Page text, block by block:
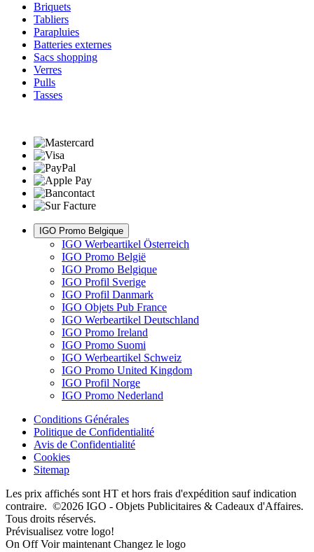
Briquets
Tabliers
Parapluies
Batteries externes
Sacs shopping
Verres
Pulls
Tasses
IGO Promo Belgique
IGO Werbeartikel Österreich
IGO Promo België
IGO Promo Belgique
IGO Profil Sverige
IGO Profil Danmark
IGO Objets Pub France
IGO Werbeartikel Deutschland
IGO Promo Ireland
IGO Promo Suomi
IGO Werbeartikel Schweiz
IGO Promo United Kingdom
IGO Profil Norge
IGO Promo Nederland
Conditions Générales
Politique de Confidentialité
Avis de Confidentialité
Cookies
Sitemap
Les prix affichés sont HT et hors frais d'expédition sauf indication
contraire. ©2026 IGO - Objets Publicitaires & Cadeaux d'Affaires.
Tous droits réservés.
Prévisualisez votre logo!
On Off Voir maintenant Changez le logo